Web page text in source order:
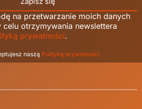
na przetwarzanie moich danych
otrzymywania newslettera
prywatności.
naszą Politykę prywatności